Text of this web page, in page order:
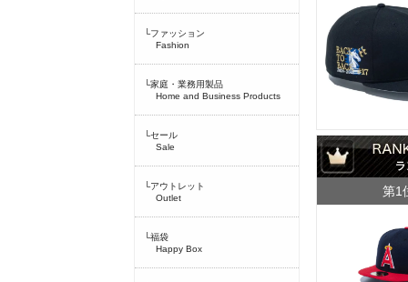
└ファッション
Fashion
└家庭・業務用製品
Home and Business Products
└セール
Sale
└アウトレット
Outlet
└福袋
Happy Box
第1